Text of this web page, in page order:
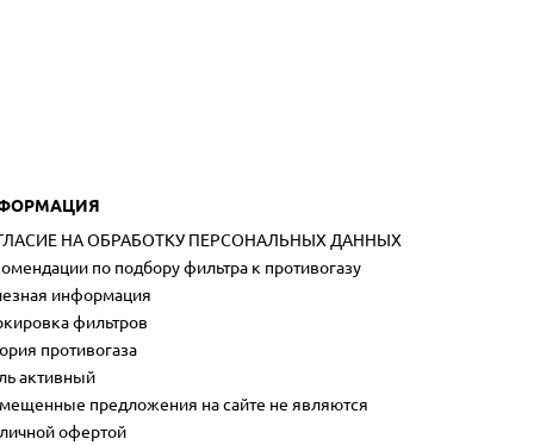
НА ОБРАБОТКУ ПЕРСОНАЛЬНЫХ ДАННЫХ
по подбору фильтра к противогазу
информация
фильтров
противогаза
активный
предложения на сайте не являются
офертой